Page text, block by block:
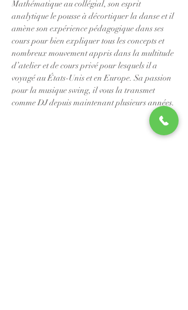
Mathématique au collégial, son esprit
analytique le pousse à décortiquer la danse et il
amène son expérience pédagogique dans ses
cours pour bien expliquer tous les concepts et
nombreux mouvement appris dans la multitude
d’atelier et de cours privé pour lesquels il a
voyagé au États-Unis et en Europe. Sa passion
pour la musique swing, il vous la transmet
comme DJ depuis maintenant plusieurs années.